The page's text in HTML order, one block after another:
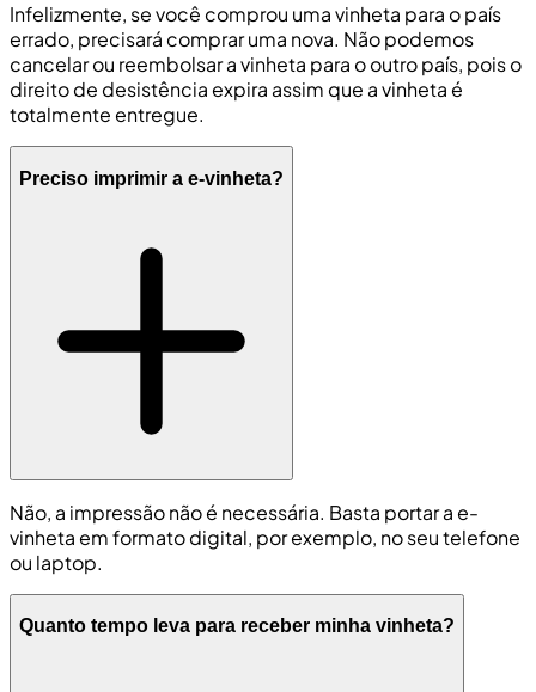
Infelizmente, se você comprou uma vinheta para o país
errado, precisará comprar uma nova. Não podemos
cancelar ou reembolsar a vinheta para o outro país, pois o
direito de desistência expira assim que a vinheta é
totalmente entregue.
Preciso imprimir a e-vinheta?
Não, a impressão não é necessária. Basta portar a e-
vinheta em formato digital, por exemplo, no seu telefone
ou laptop.
Quanto tempo leva para receber minha vinheta?